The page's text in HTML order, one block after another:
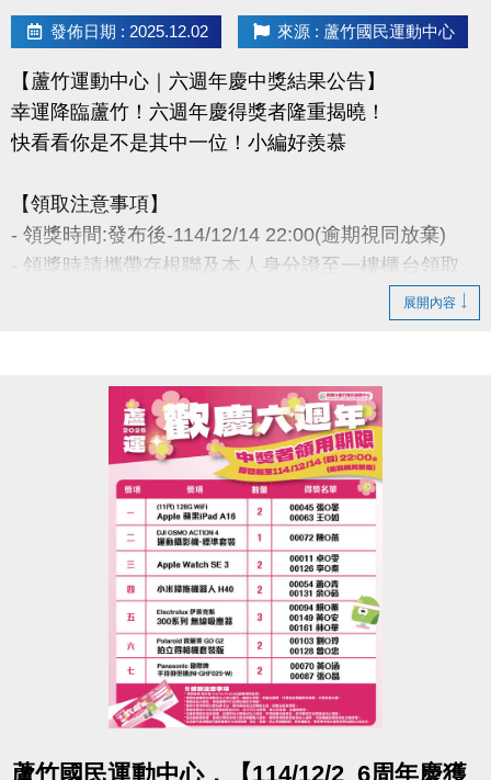
洽詢專線 : (03)263-9066 分機114、115
https://www.lzsports.com.tw/zh_TW/news/pageID/1/
FB : @桃園市蘆竹國民運動中心
IG : @luzhusports
發佈日期 : 2025.12.02 來源 : 蘆竹國民運動中心
【蘆竹運動中心｜六週年慶中獎結果公告】
幸運降臨蘆竹！六週年慶得獎者隆重揭曉！
快看看你是不是其中一位！小編好羨慕
【領取注意事項】
- 領獎時間:發布後-114/12/14 22:00(逾期視同放棄)
- 領獎時請攜帶存根聯及本人身分證至一樓櫃台領取。
若無法親領，代領者亦需攜帶存根聯、中獎者身分
- 會員卡獎項領取日即為開卡日，會員資格當日起開始
生效，恕無法延後使用。
- 課程抵用金$1500及場地抵用金$500，皆不可分次使
用，進行折抵後，由櫃檯收回。
- 若使用課程折抵金報課，該課程有未開課成功之情
況，不得退費折換現金，但可轉班至有開課成功之課
- 因活動核銷需要，會複印得獎者身分證或相關個人資
料，領獎則視同同意提供本人資料，可請櫃檯註明僅
供此活動使用。
- 本活動作業說明蘆竹國民運動中心保有解釋、修正、
調整、終止等相關權利，其詳細辦法、變更事項或未
展開內容
蘆竹國民運動中心，【114/12/2_6周年慶獲